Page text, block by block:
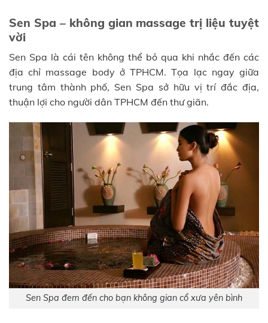
Sen Spa – không gian massage trị liệu tuyệt
vời
Sen Spa là cái tên không thể bỏ qua khi nhắc đến các
địa chỉ massage body ở TPHCM. Tọa lạc ngay giữa
trung tâm thành phố, Sen Spa sở hữu vị trí đắc địa,
thuận lợi cho người dân TPHCM đến thư giãn.
Sen Spa đem đến cho bạn không gian cổ xưa yên bình